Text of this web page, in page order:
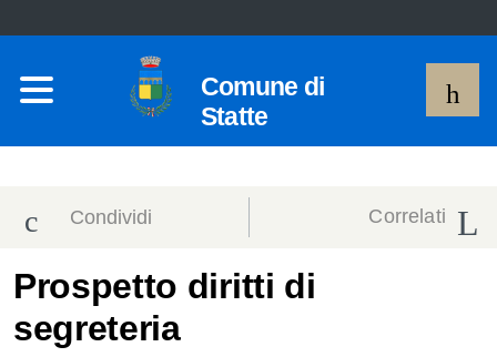
Comune di
Statte
Condividi
sui social
Condividi
Condividi
Correlati
Prospetto diritti di
segreteria